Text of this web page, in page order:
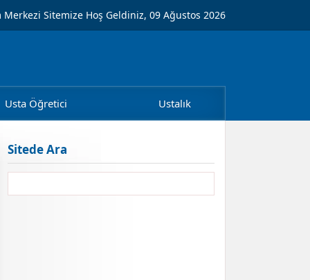
Merkezi Sitemize Hoş Geldiniz, 09 Ağustos 2026
Usta Öğretici Ustalık
Sitede Ara